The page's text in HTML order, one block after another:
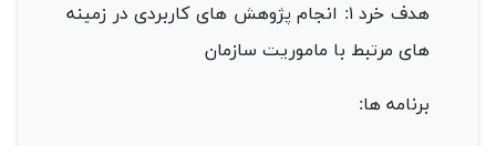
هدف خرد ۱: انجام پژوهش های کاربردی در زمینه
های مرتبط با ماموریت سازمان
برنامه ها: